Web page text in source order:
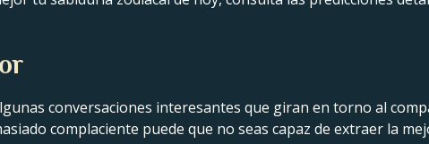
conversaciones interesantes que giran en torno al
complaciente puede que no seas capaz de extraer la